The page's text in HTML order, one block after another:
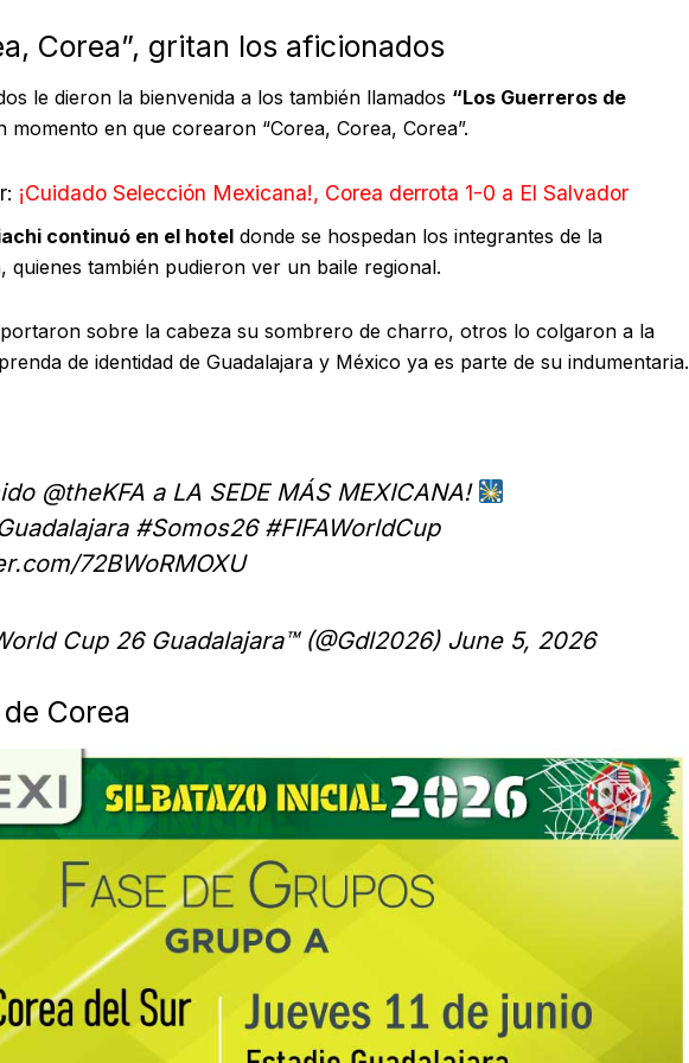
Corea”, gritan los aficionados
le dieron la bienvenida a los también llamados “Los Guerreros de
momento en que corearon “Corea, Corea, Corea”.
¡Cuidado Selección Mexicana!, Corea derrota 1-0 a El Salvador
continuó en el hotel donde se hospedan los integrantes de la
quienes también pudieron ver un baile regional.
sobre la cabeza su sombrero de charro, otros lo colgaron a la
de identidad de Guadalajara y México ya es parte de su indumentaria.
@theKFA a LA SEDE MÁS MEXICANA!
#Somos26 #FIFAWorldCup
72BWoRMOXU
Cup 26 Guadalajara™ (@Gdl2026) June 5, 2026
Corea